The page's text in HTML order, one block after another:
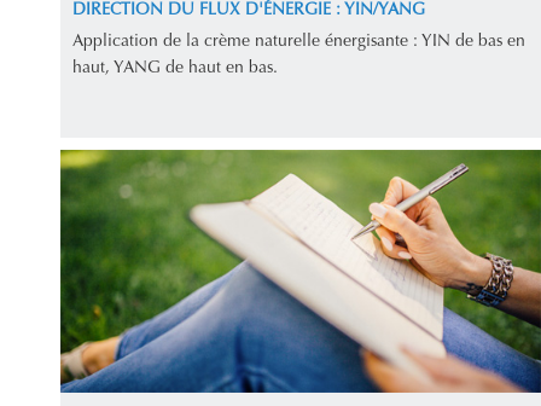
DIRECTION DU FLUX D'ÉNERGIE : YIN/YANG
Application de la crème naturelle énergisante : YIN de bas en
haut, YANG de haut en bas.